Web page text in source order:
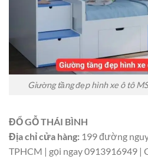
Giường tầng đẹp hình xe ô tô
ĐỔ GỖ THÁI BÌNH
Địa chỉ cửa hàng: 199 đường
TPHCM | gọi ngay 0913916949 |